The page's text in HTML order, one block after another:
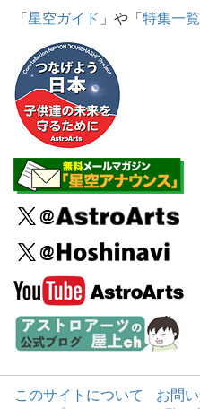
「星空ガイド 」や「特集一覧
このサイトについて お問